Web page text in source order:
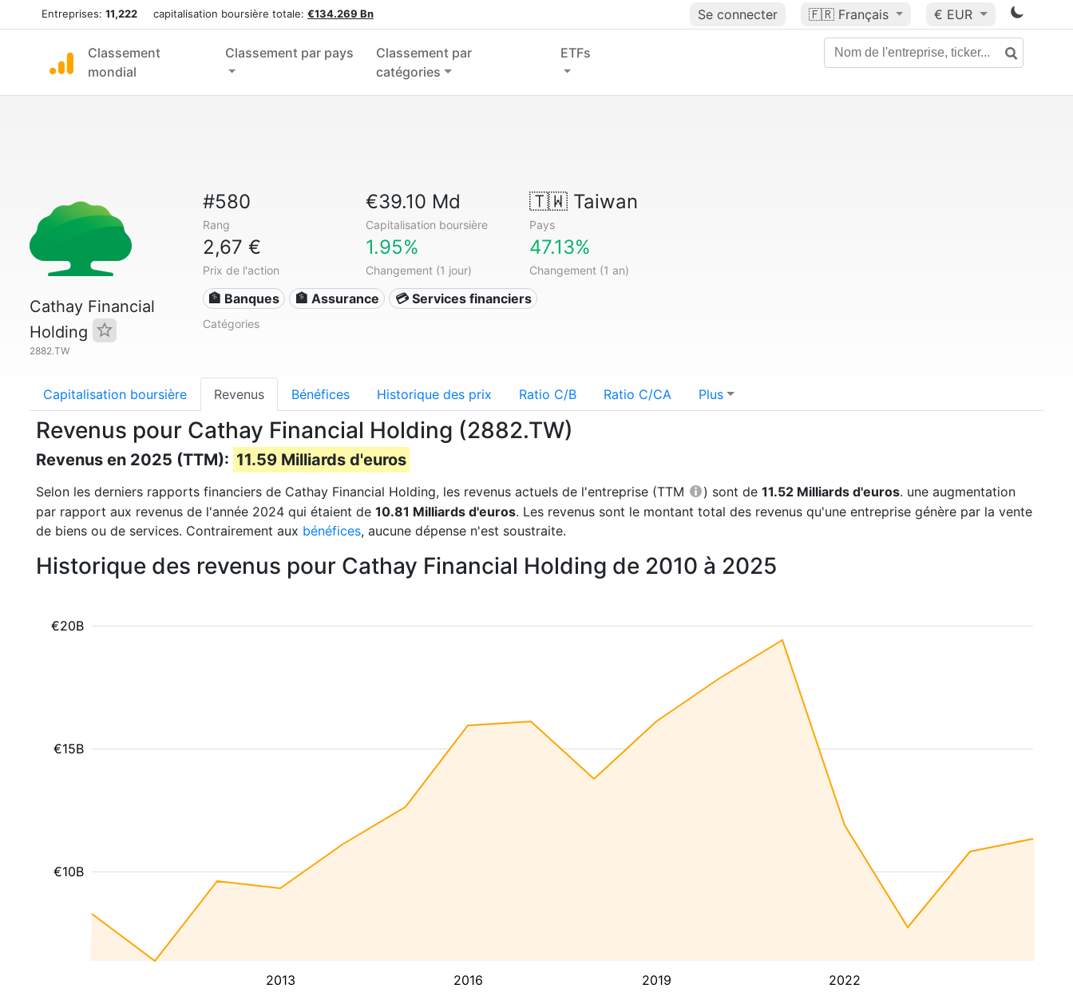
Entreprises: 11,222 capitalisation boursière totale: €134.269 Bn Se connecter 🇫🇷 Français € EUR
Classement
mondial
Classement par pays
Classement par
catégories
ETFs
Cathay Financial
Holding
2882.TW
#580
Rang
€39.10 Md
Capitalisation boursière
🇹🇼Taiwan
Pays
2,67 €
Prix de l'action
1.95%
Changement (1 jour)
47.13%
Changement (1 an)
🏦 Banques 🏦 Assurance 💳 Services financiers
Catégories
Capitalisation boursière Revenus Bénéfices Historique des prix Ratio C/B Ratio C/CA Plus
Revenus pour Cathay Financial Holding (2882.TW)
Revenus en 2025 (TTM): 11.59 Milliards d'euros
Selon les derniers rapports financiers de Cathay Financial Holding, les revenus actuels de l'entreprise (TTM ) sont de 11.52 Milliards d'euros. une augmentation
par rapport aux revenus de l'année 2024 qui étaient de 10.81 Milliards d'euros. Les revenus sont le montant total des revenus qu'une entreprise génère par la vente
de biens ou de services. Contrairement aux bénéfices, aucune dépense n'est soustraite.
Historique des revenus pour Cathay Financial Holding de 2010 à 2025
2013 2016 2019 2022
€10B
€15B
€20B